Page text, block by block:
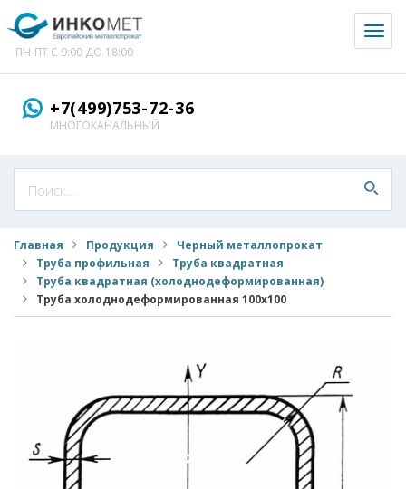
ПН-ПТ С 9:00 ДО 18:00
+7(499)753-72-36
МНОГОКАНАЛЬНЫЙ
Главная Продукция
Черный металлопрокат
Труба профильная
Труба квадратная
Труба квадратная (холоднодеформированная)
Труба холоднодеформированная 100x100